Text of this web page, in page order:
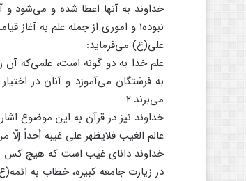
خداوند به آنها اعطا شده و می‌شود
نبوده۱ و اموری از جمله علم به آغاز قیامت از آنان نیز پنهان است و جز خداوند نمی‌داند.
علی(ع) می‌فرماید:
علم خدا به دو گونه است، علمی‌که آن
به فرشتگان می‌آموزد و آنان در
می‌برند.۲
خداوند نیز در قرآن به این موضوع
عالم الغیب فلایظهر علی غیبه أحداً
خداوند دانای غیب است که هیچ کس
در زیارت جامعه کبیره، خطاب به